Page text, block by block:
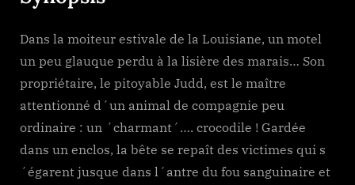
Dans la moiteur estivale de la Louisiane, un motel
un peu glauque perdu à la lisière des marais… Son
propriétaire, le pitoyable Judd, est le maître
attentionné d´un animal de compagnie peu
ordinaire : un ´charmant´…. crocodile ! Gardée
dans un enclos, la bête se repaît des victimes qui s
´égarent jusque dans l´antre du fou sanguinaire et